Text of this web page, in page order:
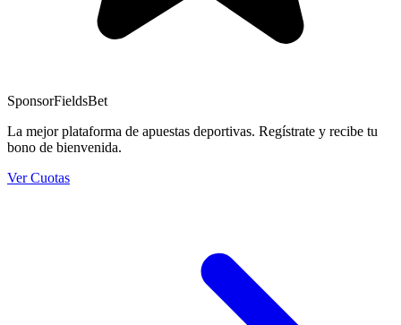
SponsorFieldsBet
La mejor plataforma de apuestas deportivas. Regístrate y recibe tu
bono de bienvenida.
Ver Cuotas